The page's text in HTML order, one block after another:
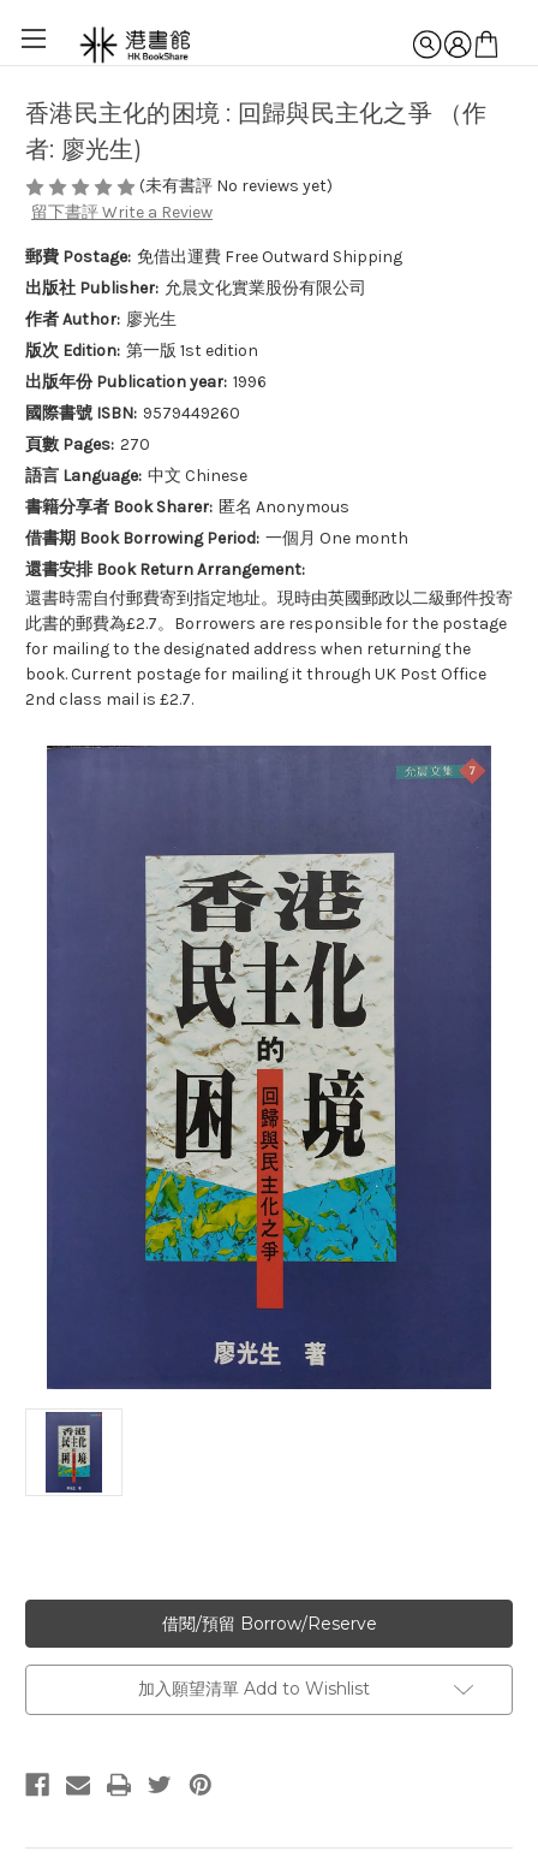
香港民主化的困境 : 回歸與民主化之爭 （作
者: 廖光生)
(未有書評 No reviews yet)
留下書評 Write a Review
郵費 Postage: 免借出運費 Free Outward Shipping
出版社 Publisher: 允晨文化實業股份有限公司
作者 Author: 廖光生
版次 Edition: 第一版 1st edition
出版年份 Publication year: 1996
國際書號 ISBN: 9579449260
頁數 Pages: 270
語言 Language: 中文 Chinese
書籍分享者 Book Sharer: 匿名 Anonymous
借書期 Book Borrowing Period: 一個月 One month
還書安排 Book Return Arrangement:
還書時需自付郵費寄到指定地址。現時由英國郵政以二級郵件投寄
此書的郵費為£2.7。Borrowers are responsible for the postage
for mailing to the designated address when returning the
book. Current postage for mailing it through UK Post Office
2nd class mail is £2.7.
加入願望清單 Add to Wishlist